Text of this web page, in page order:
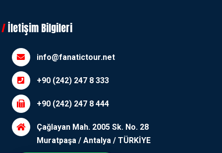
İletişim Bilgileri
info@fanatictour.net
+90 (242) 247 8 333
+90 (242) 247 8 444
Çağlayan Mah. 2005 Sk. No. 28
Muratpaşa / Antalya / TÜRKİYE